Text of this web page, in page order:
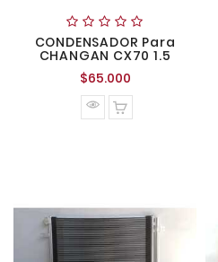
CONDENSADOR Para
CHANGAN CX70 1.5
$65.000Precio
normal